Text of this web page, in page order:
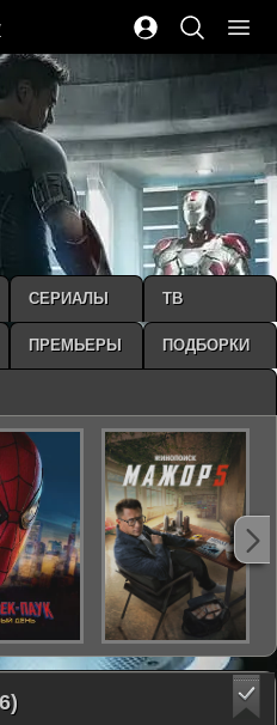
СЕРИАЛЫ ТВ
ПРЕМЬЕРЫ ПОДБОРКИ